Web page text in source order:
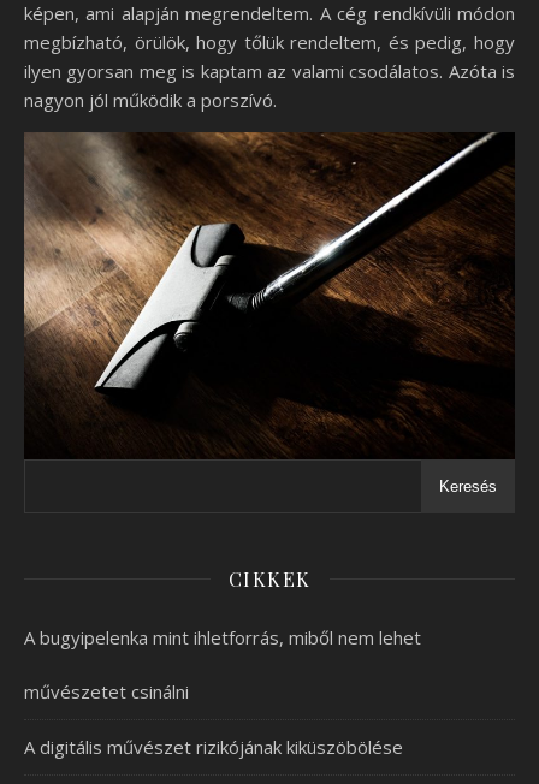
képen, ami alapján megrendeltem. A cég rendkívüli módon
megbízható, örülök, hogy tőlük rendeltem, és pedig, hogy
ilyen gyorsan meg is kaptam az valami csodálatos. Azóta is
nagyon jól működik a porszívó.
Keresés
CIKKEK
A bugyipelenka mint ihletforrás, miből nem lehet
művészetet csinálni
A digitális művészet rizikójának kiküszöbölése